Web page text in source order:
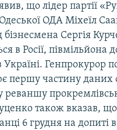
що лідер партії
ОДА Міхеїл
бізнесмена Сергія
в Росії, півмільйона
Україні. Генпрокурор
першу частину даних
реваншу
також вказав,
6 грудня на допиті